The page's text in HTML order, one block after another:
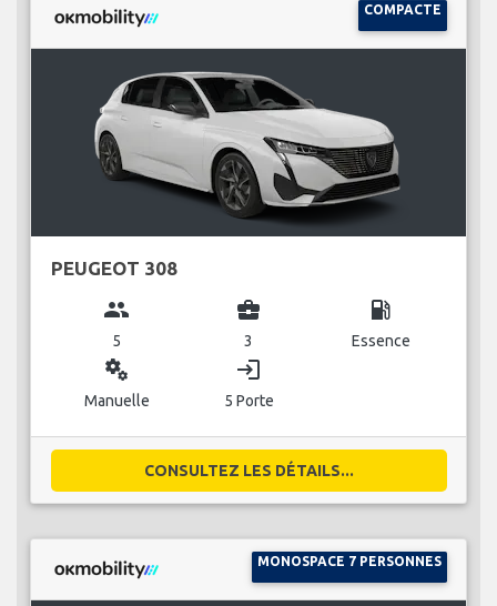
COMPACTE
PEUGEOT 308
group
5
business_center
3
local_gas_station
Essence
miscellaneous_services
Manuelle
login
5 Porte
CONSULTEZ LES DÉTAILS...
MONOSPACE 7 PERSONNES